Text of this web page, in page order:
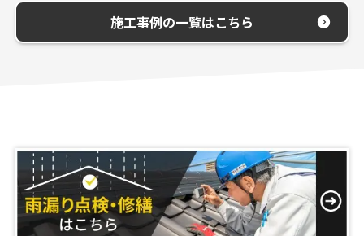
施工事例の一覧はこちら